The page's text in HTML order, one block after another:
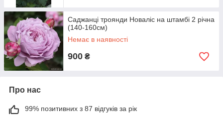
Саджанці троянди Новаліс на штамбі 2 річна
(140-160см)
Немає в наявності
900 ₴
Про нас
99% позитивних з 87 відгуків за рік